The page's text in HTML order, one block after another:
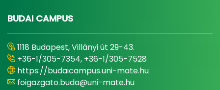
BUDAI CAMPUS
1118 Budapest, Villányi út 29-43.
+36-1/305-7354, +36-1/305-7528
https://budaicampus.uni-mate.hu
foigazgato.buda@uni-mate.hu